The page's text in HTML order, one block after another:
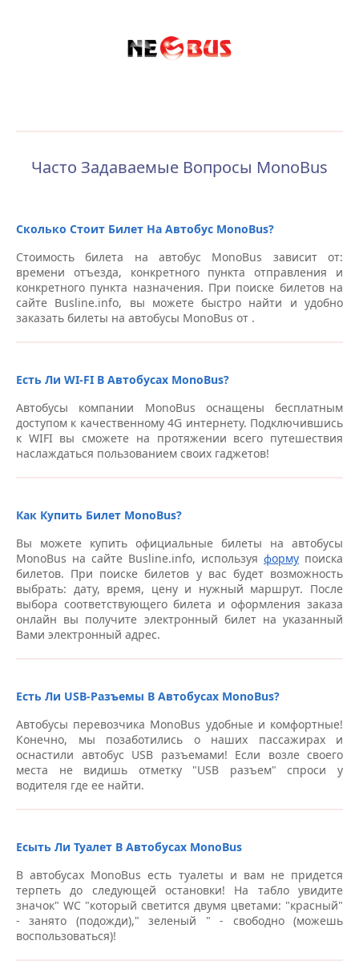
Часто Задаваемые Вопросы MonoBus
Сколько Стоит Билет На Автобус MonoBus?
Стоимость билета на автобус MonoBus зависит от:
времени отъезда, конкретного пункта отправления и
конкретного пункта назначения. При поиске билетов на
сайте Busline.info, вы можете быстро найти и удобно
заказать билеты на автобусы MonoBus от .
Есть Ли WI-FI В Автобусах MonoBus?
Автобусы компании MonoBus оснащены бесплатным
доступом к качественному 4G интернету. Подключившись
к WIFI вы сможете на протяжении всего путешествия
наслаждаться пользованием своих гаджетов!
Как Купить Билет MonoBus?
Вы можете купить официальные билеты на автобусы
MonoBus на сайте Busline.info, используя форму поиска
билетов. При поиске билетов у вас будет возможность
выбрать: дату, время, цену и нужный маршрут. После
выбора соответствующего билета и оформления заказа
онлайн вы получите электронный билет на указанный
Вами электронный адрес.
Есть Ли USB-Разъемы В Автобусах MonoBus?
Автобусы перевозчика MonoBus удобные и комфортные!
Конечно, мы позаботились о наших пассажирах и
оснастили автобус USB разъемами! Если возле своего
места не видишь отметку "USB разъем" спроси у
водителя где ее найти.
Есыть Ли Туалет В Автобусах MonoBus
В автобусах MonoBus есть туалеты и вам не придется
терпеть до следующей остановки! На табло увидите
значок" WC "который светится двумя цветами: "красный"
- занято (подожди)," зеленый " - свободно (можешь
воспользоваться)!